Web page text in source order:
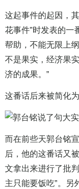
这起事件的起因，
花事件”时发表的一
帮助，不能无限上
不是果实，经济果
济的成果。”
这番话后来被简化为
而在前些天郭台铭
后，他的这番话又
文拿出来进行了批
主只能要饭吃”。另